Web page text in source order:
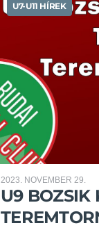
U7-U11 HÍREK
2023. NOVEMBER 29.
U9 BOZSIK